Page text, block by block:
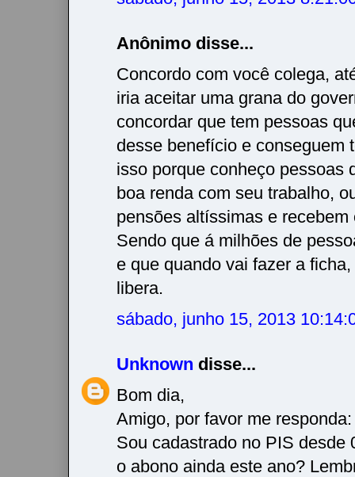
Anônimo disse...
Concordo com você colega,
iria aceitar uma grana do
concordar que tem pessoas
desse benefício e conseguem
isso porque conheço pessoas
boa renda com seu trabalho,
pensões altíssimas e
Sendo que á milhões de
e que quando vai fazer a
libera.
sábado, junho 15, 2013
Unknown disse...
Bom dia,
Amigo, por favor me responda:
Sou cadastrado no PIS desde
o abono ainda este ano?